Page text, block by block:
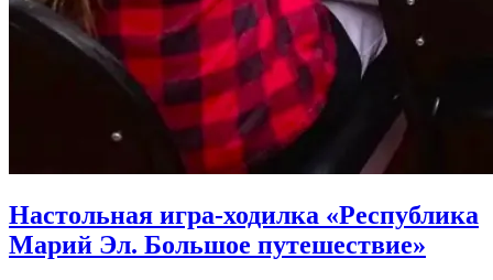
Настольная игра-ходилка «Республика
Марий Эл. Большое путешествие»